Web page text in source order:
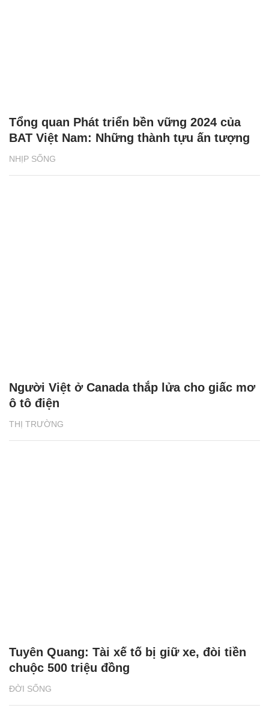
NHỊP SỐNG
Tổng quan Phát triển bền vững 2024 của
BAT Việt Nam: Những thành tựu ấn tượng
THỊ TRƯỜNG
Người Việt ở Canada thắp lửa cho giấc mơ
ô tô điện
ĐỜI SỐNG
Tuyên Quang: Tài xế tố bị giữ xe, đòi tiền
chuộc 500 triệu đồng